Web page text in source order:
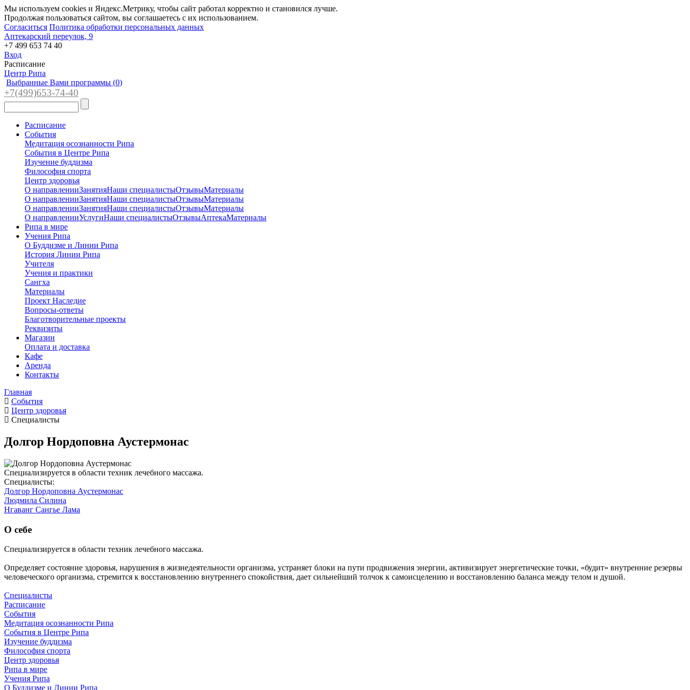
Мы используем cookies и Яндекс.Метрику, чтобы сайт работал корректно и становился лучше.
Продолжая пользоваться сайтом, вы соглашаетесь с их использованием.
Согласиться Политика обработки персональных данных
Аптекарский переулок, 9
+7 499 653 74 40
Вход
Расписание
Центр Рипа
Выбранные Вами программы (0)
+7(499)653-74-40
Расписание
События
Медитация осознанности Рипа
События в Центре Рипа
Изучение буддизма
Философия спорта
Центр здоровья
О направленииЗанятияНаши специалистыОтзывыМатериалы
О направленииЗанятияНаши специалистыОтзывыМатериалы
О направленииЗанятияНаши специалистыОтзывыМатериалы
О направленииУслугиНаши специалистыОтзывыАптекаМатериалы
Рипа в мире
Учения Рипа
О Буддизме и Линии Рипа
История Линии Рипа
Учителя
Учения и практики
Сангха
Материалы
Проект Наследие
Вопросы-ответы
Благотворительные проекты
Реквизиты
Магазин
Оплата и доставка
Кафе
Аренда
Контакты
Главная
События
Центр здоровья
Специалисты
Долгор Нордоповна Аустермонас
Специализируется в области техник лечебного массажа.
Специалисты:
Долгор Нордоповна Аустермонас
Людмила Силина
Нгаванг Сангье Лама
О себе
Специализируется в области техник лечебного массажа.
Определяет состояние здоровья, нарушения в жизнедеятельности организма, устраняет блоки на пути продвижения энергии, активизирует энергетические точки, «будит» внутренние резервы
человеческого организма, стремится к восстановлению внутреннего спокойствия, дает сильнейший толчок к самоисцелению и восстановлению баланса между телом и душой.
Специалисты
Расписание
События
Медитация осознанности Рипа
События в Центре Рипа
Изучение буддизма
Философия спорта
Центр здоровья
Рипа в мире
Учения Рипа
О Буддизме и Линии Рипа